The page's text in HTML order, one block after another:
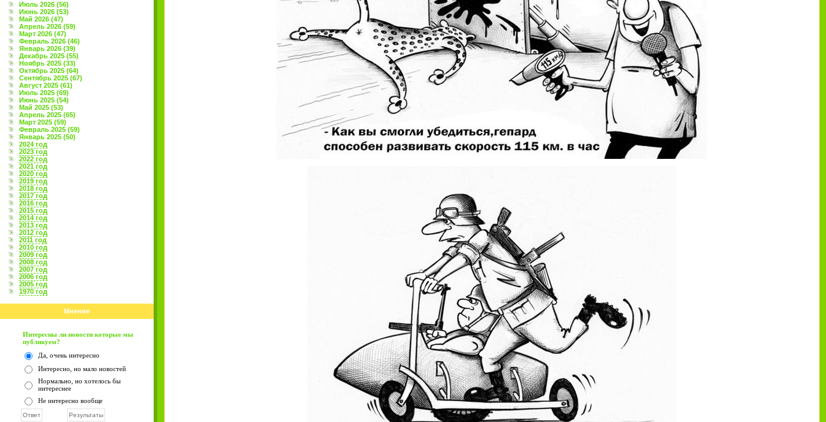
Июль 2026 (56)
Июнь 2026 (53)
Май 2026 (47)
Апрель 2026 (59)
Март 2026 (47)
Февраль 2026 (46)
Январь 2026 (39)
Декабрь 2025 (55)
Ноябрь 2025 (33)
Октябрь 2025 (64)
Сентябрь 2025 (67)
Август 2025 (61)
Июль 2025 (69)
Июнь 2025 (54)
Май 2025 (53)
Апрель 2025 (65)
Март 2025 (59)
Февраль 2025 (59)
Январь 2025 (50)
2024 год
2023 год
2022 год
2021 год
2020 год
2019 год
2018 год
2017 год
2016 год
2015 год
2014 год
2013 год
2012 год
2011 год
2010 год
2009 год
2008 год
2007 год
2006 год
2005 год
1970 год
Мнение
Интересны ли новости которые мы
публикуем?
Да, очень интересно
Интересно, но мало новостей
Нормально, но хотелось бы
интереснее
Не интересно вообще